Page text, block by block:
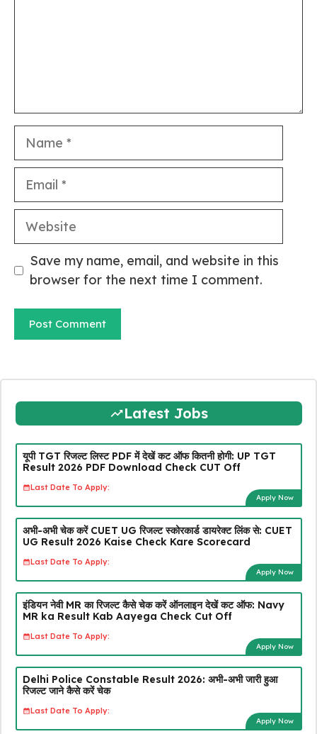
Name
Email
Website
Save my name, email, and website in this
browser for the next time I comment.
Latest Jobs
यूपी TGT रिजल्ट लिस्ट PDF में देखें कट ऑफ कितनी होगी: UP TGT
Result 2026 PDF Download Check CUT Off
Last Date To Apply:
Apply Now
अभी-अभी चेक करें CUET UG रिजल्ट स्कोरकार्ड डायरेक्ट लिंक से: CUET
UG Result 2026 Kaise Check Kare Scorecard
Last Date To Apply:
Apply Now
इंडियन नेवी MR का रिजल्ट कैसे चेक करें ऑनलाइन देखें कट ऑफ: Navy
MR ka Result Kab Aayega Check Cut Off
Last Date To Apply:
Apply Now
Delhi Police Constable Result 2026: अभी-अभी जारी हुआ
रिजल्ट जाने कैसे करें चेक
Last Date To Apply:
Apply Now